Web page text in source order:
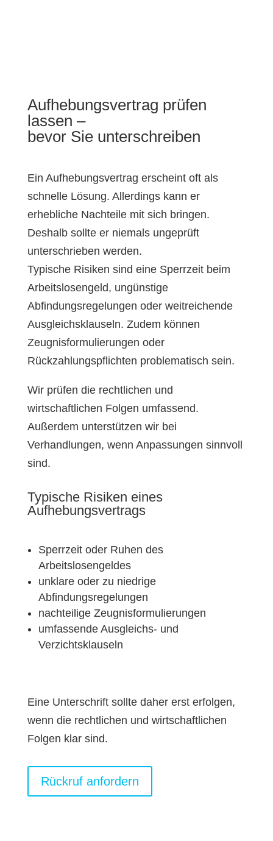
Aufhebungsvertrag prüfen
lassen –
bevor Sie unterschreiben
Ein Aufhebungsvertrag erscheint oft als
schnelle Lösung. Allerdings kann er
erhebliche Nachteile mit sich bringen.
Deshalb sollte er niemals ungeprüft
unterschrieben werden.
Typische Risiken sind eine Sperrzeit beim
Arbeitslosengeld, ungünstige
Abfindungsregelungen oder weitreichende
Ausgleichsklauseln. Zudem können
Zeugnisformulierungen oder
Rückzahlungspflichten problematisch sein.
Wir prüfen die rechtlichen und
wirtschaftlichen Folgen umfassend.
Außerdem unterstützen wir bei
Verhandlungen, wenn Anpassungen sinnvoll
sind.
Typische Risiken eines
Aufhebungsvertrags
Sperrzeit oder Ruhen des
Arbeitslosengeldes
unklare oder zu niedrige
Abfindungsregelungen
nachteilige Zeugnisformulierungen
umfassende Ausgleichs- und
Verzichtsklauseln
Eine Unterschrift sollte daher erst erfolgen,
wenn die rechtlichen und wirtschaftlichen
Folgen klar sind.
Rückruf anfordern